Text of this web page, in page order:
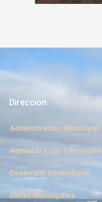
Direccion
Administracion Municipal
Administracion y Finanzas
Desarrollo Comunitario
Obras Municipales